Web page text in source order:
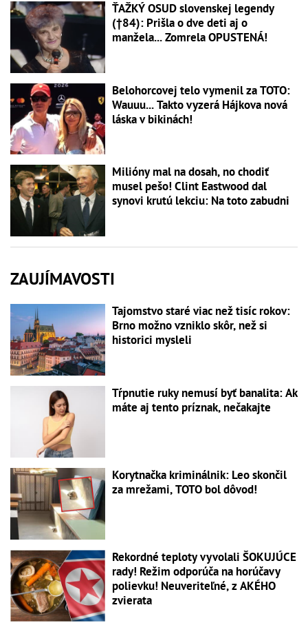
ŤAŽKÝ OSUD slovenskej legendy
(†84): Prišla o dve deti aj o
manžela... Zomrela OPUSTENÁ!
Belohorcovej telo vymenil za TOTO:
Wauuu... Takto vyzerá Hájkova nová
láska v bikinách!
Milióny mal na dosah, no chodiť
musel pešo! Clint Eastwood dal
synovi krutú lekciu: Na toto zabudni
ZAUJÍMAVOSTI
Tajomstvo staré viac než tisíc rokov:
Brno možno vzniklo skôr, než si
historici mysleli
Tŕpnutie ruky nemusí byť banalita: Ak
máte aj tento príznak, nečakajte
Korytnačka kriminálnik: Leo skončil
za mrežami, TOTO bol dôvod!
Rekordné teploty vyvolali ŠOKUJÚCE
rady! Režim odporúča na horúčavy
polievku! Neuveriteľné, z AKÉHO
zvierata